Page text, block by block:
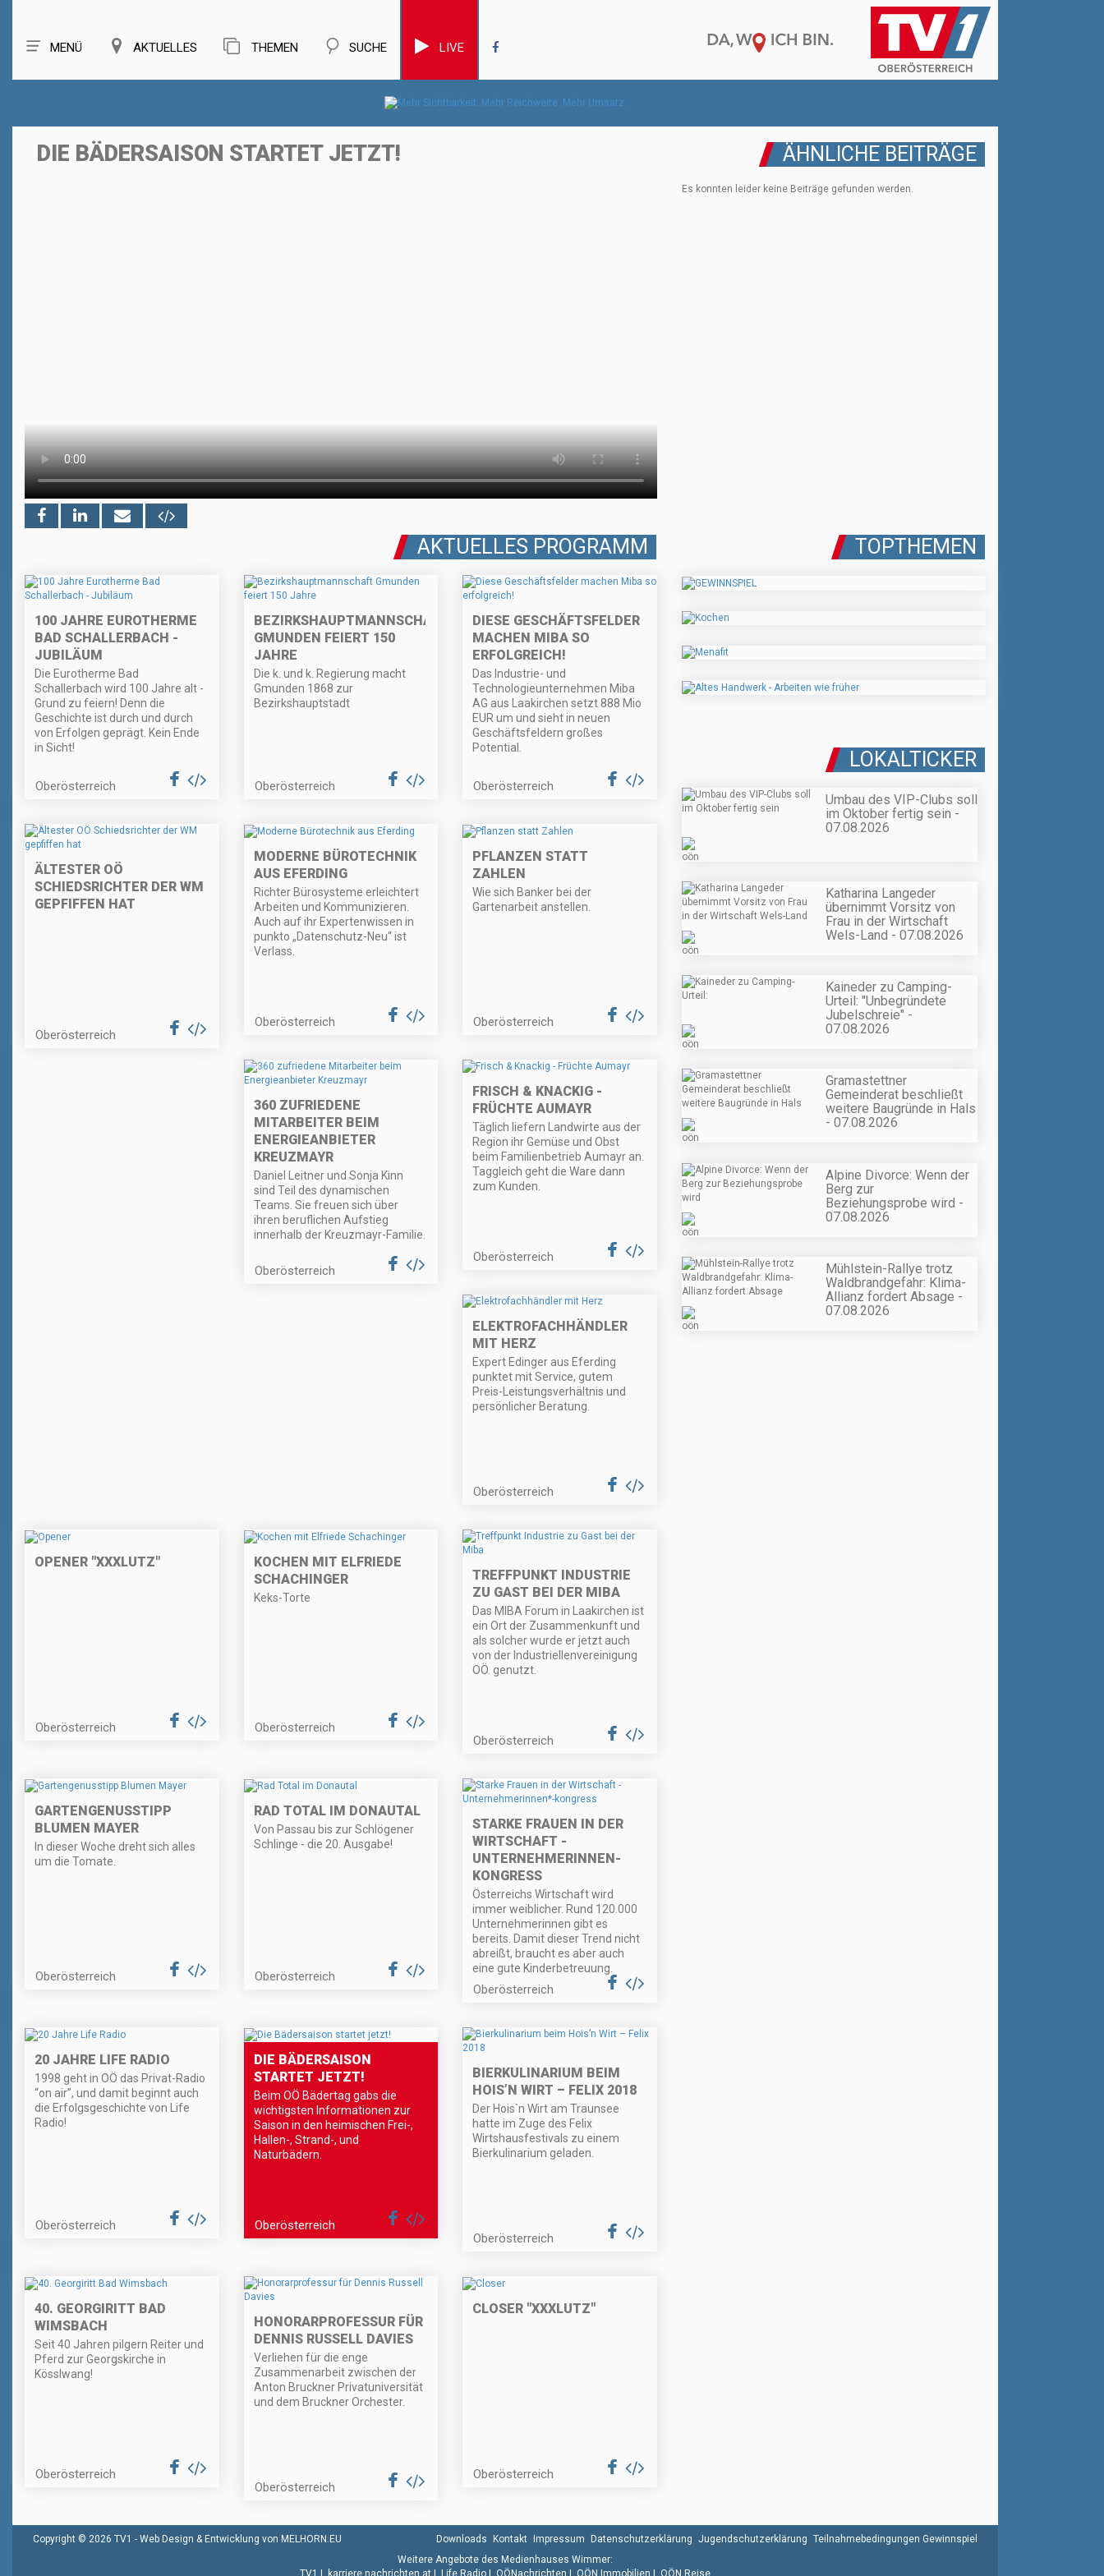
MENÜ AKTUELLES THEMEN SUCHE LIVE
DIE BÄDERSAISON STARTET JETZT! ÄHNLICHE BEITRÄGE
Es konnten leider keine Beiträge gefunden werden.
AKTUELLES PROGRAMM
100 JAHRE EUROTHERME
BAD SCHALLERBACH -
JUBILÄUM
Die Eurotherme Bad
Schallerbach wird 100 Jahre alt -
Grund zu feiern! Denn die
Geschichte ist durch und durch
von Erfolgen geprägt. Kein Ende
in Sicht!
Oberösterreich
BEZIRKSHAUPTMANNSCHAFT
GMUNDEN FEIERT 150
JAHRE
Die k. und k. Regierung macht
Gmunden 1868 zur
Bezirkshauptstadt
Oberösterreich
DIESE GESCHÄFTSFELDER
MACHEN MIBA SO
ERFOLGREICH!
Das Industrie- und
Technologieunternehmen Miba
AG aus Laakirchen setzt 888 Mio
EUR um und sieht in neuen
Geschäftsfeldern großes
Potential.
Oberösterreich
ÄLTESTER OÖ
SCHIEDSRICHTER DER WM
GEPFIFFEN HAT
Oberösterreich
MODERNE BÜROTECHNIK
AUS EFERDING
Richter Bürosysteme erleichtert
Arbeiten und Kommunizieren.
Auch auf ihr Expertenwissen in
punkto „Datenschutz-Neu“ ist
Verlass.
Oberösterreich
PFLANZEN STATT
ZAHLEN
Wie sich Banker bei der
Gartenarbeit anstellen.
Oberösterreich
360 ZUFRIEDENE
MITARBEITER BEIM
ENERGIEANBIETER
KREUZMAYR
Daniel Leitner und Sonja Kinn
sind Teil des dynamischen
Teams. Sie freuen sich über
ihren beruflichen Aufstieg
innerhalb der Kreuzmayr-Familie.
Oberösterreich
FRISCH & KNACKIG -
FRÜCHTE AUMAYR
Täglich liefern Landwirte aus der
Region ihr Gemüse und Obst
beim Familienbetrieb Aumayr an.
Taggleich geht die Ware dann
zum Kunden.
Oberösterreich
ELEKTROFACHHÄNDLER
MIT HERZ
Expert Edinger aus Eferding
punktet mit Service, gutem
Preis-Leistungsverhältnis und
persönlicher Beratung.
Oberösterreich
OPENER "XXXLUTZ"
Oberösterreich
KOCHEN MIT ELFRIEDE
SCHACHINGER
Keks-Torte
Oberösterreich
TREFFPUNKT INDUSTRIE
ZU GAST BEI DER MIBA
Das MIBA Forum in Laakirchen ist
ein Ort der Zusammenkunft und
als solcher wurde er jetzt auch
von der Industriellenvereinigung
OÖ. genutzt.
Oberösterreich
GARTENGENUSSTIPP
BLUMEN MAYER
In dieser Woche dreht sich alles
um die Tomate.
Oberösterreich
RAD TOTAL IM DONAUTAL
Von Passau bis zur Schlögener
Schlinge - die 20. Ausgabe!
Oberösterreich
STARKE FRAUEN IN DER
WIRTSCHAFT -
UNTERNEHMERINNEN -
KONGRESS
Österreichs Wirtschaft wird
immer weiblicher. Rund 120.000
Unternehmerinnen gibt es
bereits. Damit dieser Trend nicht
abreißt, braucht es aber auch
eine gute Kinderbetreuung.
Oberösterreich
20 JAHRE LIFE RADIO
1998 geht in OÖ das Privat-Radio
“on air”, und damit beginnt auch
die Erfolgsgeschichte von Life
Radio!
Oberösterreich
DIE BÄDERSAISON
STARTET JETZT!
Beim OÖ Bädertag gabs die
wichtigsten Informationen zur
Saison in den heimischen Frei-,
Hallen-, Strand-, und
Naturbädern.
Oberösterreich
BIERKULINARIUM BEIM
HOIS’N WIRT – FELIX 2018
Der Hois`n Wirt am Traunsee
hatte im Zuge des Felix
Wirtshausfestivals zu einem
Bierkulinarium geladen.
Oberösterreich
40. GEORGIRITT BAD
WIMSBACH
Seit 40 Jahren pilgern Reiter und
Pferd zur Georgskirche in
Kösslwang!
Oberösterreich
HONORARPROFESSUR FÜR
DENNIS RUSSELL DAVIES
Verliehen für die enge
Zusammenarbeit zwischen der
Anton Bruckner Privatuniversität
und dem Bruckner Orchester.
Oberösterreich
CLOSER "XXXLUTZ"
Oberösterreich
TOPTHEMEN
LOKALTICKER
Umbau des VIP-Clubs soll
im Oktober fertig sein -
07.08.2026
Katharina Langeder
übernimmt Vorsitz von
Frau in der Wirtschaft
Wels-Land - 07.08.2026
Kaineder zu Camping-
Urteil: "Unbegründete
Jubelschreie" -
07.08.2026
Gramastettner
Gemeinderat beschließt
weitere Baugründe in Hals
- 07.08.2026
Alpine Divorce: Wenn der
Berg zur
Beziehungsprobe wird -
07.08.2026
Mühlstein-Rallye trotz
Waldbrandgefahr: Klima-
Allianz fordert Absage -
07.08.2026
Copyright © 2026 TV1 - Web Design & Entwicklung von MELHORN.EU Downloads Kontakt Impressum Datenschutzerklärung Jugendschutzerklärung Teilnahmebedingungen Gewinnspiel
Weitere Angebote des Medienhauses Wimmer: